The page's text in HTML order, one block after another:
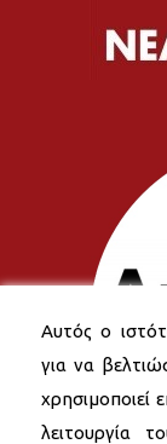
Αυτός ο
για να
χρησιμοποιεί
λειτουργία